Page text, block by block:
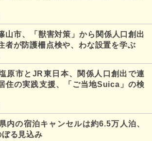
山市、「獣害対策」から関係人口創出
者が防護柵点検や、わな設置を学ぶ
原市とJR東日本、関係人口創出で連
住の実践支援、「ご当地Suica」の検
内の宿泊キャンセルは約6.5万人泊、
る見込み